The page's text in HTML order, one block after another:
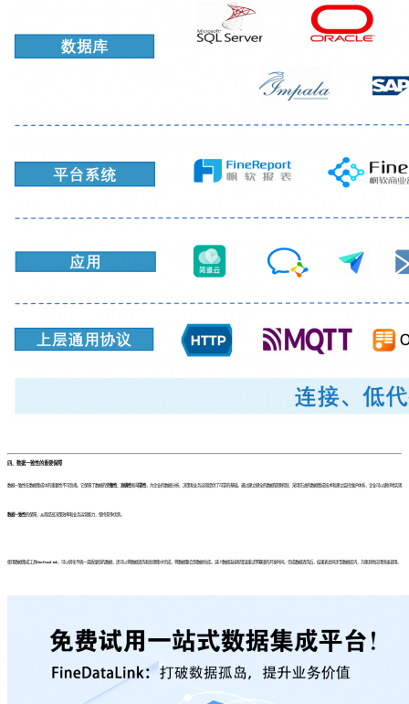
四、数据一致性的重要保障
数据一致性在数据集成中的重要性不可忽视。它保障了数据的完整性 准确性和 可靠性 ，为企业的数据分析、决策和业务运营提供了可靠的基础。通过建立健全的数据管理机制、采用先进的数据集成技术和建立监控维护体系，企业可以更好地实现
数据一致性的保障，从而提高决策效率和业务运营能力，保持竞争优势。
使用数据集成工具FineDataLink ，可以转化不统一或质量低的数据，还可以将数据清洗和处理集中完成，将数据整合到数据仓库。减少数据连接和错误重试等繁琐的开发时间。完成数据清洗后，结果表会同步至数据库内，方便其他应用快速调用。